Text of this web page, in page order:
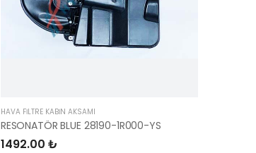
HAVA FİLTRE KABİN AKSAMI
RESONATÖR BLUE 28190-1R000-YS
1492.00 ₺